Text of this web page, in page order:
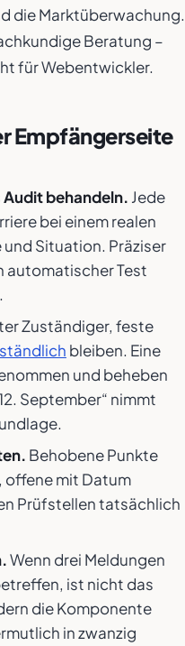
die Marktüberwachung.
Beratung –
für Webentwickler.
Empfängerseite
behandeln. Jede
bei einem realen
Situation. Präziser
automatischer Test
Zuständiger, feste
bleiben. Eine
und beheben
September“ nimmt
Behobene Punkte
offene mit Datum
Prüfstellen tatsächlich
Wenn drei Meldungen
ist nicht das
die Komponente
in zwanzig